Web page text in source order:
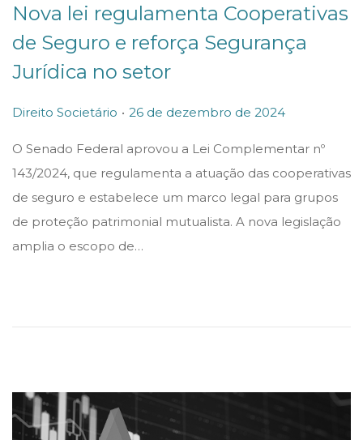
Nova lei regulamenta Cooperativas
de Seguro e reforça Segurança
Jurídica no setor
P
s
t
e
d
i
Direito Societário . P
s
t
e
d
o
26 de dezembro de 2024
O Senado Federal aprovou a Lei Complementar nº
143/2024, que regulamenta a atuação das cooperativas
de seguro e estabelece um marco legal para grupos
de proteção patrimonial mutualista. A nova legislação
amplia o escopo de…